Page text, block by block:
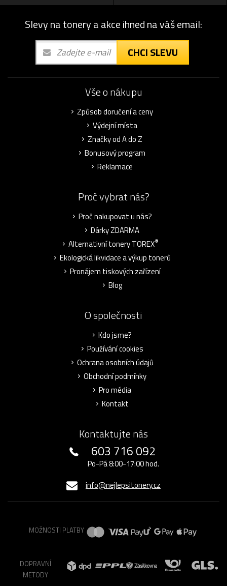
Slevy na tonery a akce ihned na váš email:
CHCI SLEVU
Vše o nákupu
Způsob doručení a ceny
Výdejní místa
Značky od A do Z
Bonusový program
Reklamace
Proč vybrat nás?
Proč nakupovat u nás?
Dárky ZDARMA
Alternativní tonery TOREX®
Ekologická likvidace a výkup tonerů
Pronájem tiskových zařízení
Blog
O společnosti
Kdo jsme?
Používání cookies
Ochrana osobních údajů
Obchodní podmínky
Pro média
Kontakt
Kontaktujte nás
603 716 092
Po-Pá 8:00-17:00 hod.
info@nejlepsitonery.cz
MOŽNOSTI PLATBY
DOPRAVNÍ
METODY